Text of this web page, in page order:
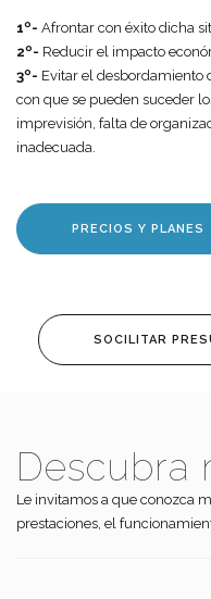
1º- Afrontar con éxito dicha
2º- Reducir el impacto
3º- Evitar el desbordamiento
con que se pueden suceder
imprevisión, falta de
inadecuada.
PRECIOS Y PLANES
SOCILITAR
Descubra
Le invitamos a que conozca
prestaciones, el